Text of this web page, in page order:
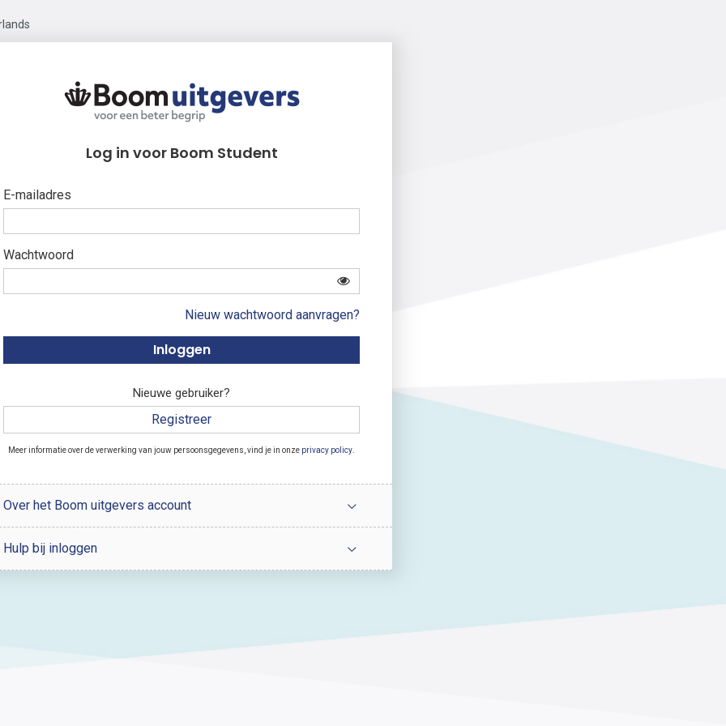
Log in voor Boom Student
E-mailadres
Wachtwoord
Nieuw wachtwoord aanvragen?
Nieuwe gebruiker?
Registreer
Meer informatie over de verwerking van jouw persoonsgegevens, vind je in onze privacy policy
Over het Boom uitgevers account
Hulp bij inloggen